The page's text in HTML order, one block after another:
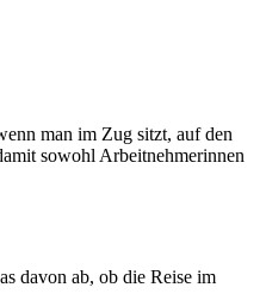
man im Zug sitzt, auf den
sowohl Arbeitnehmerinnen
davon ab, ob die Reise im